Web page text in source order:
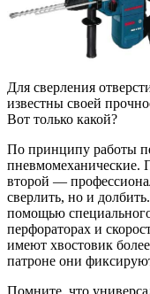
Для сверления
известны своей
Вот только какой?
По принципу работы
пневмомеханические.
второй —
сверлить, но и
помощью
перфораторах и
имеют хвостовик
патроне они
Помните, что